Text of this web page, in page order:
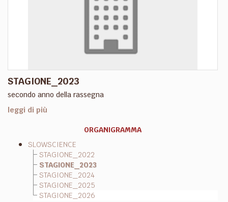
STAGIONE_2023
secondo anno della rassegna
leggi di più
ORGANIGRAMMA
SLOWSCIENCE
STAGIONE_2022
STAGIONE_2023
STAGIONE_2024
STAGIONE_2025
STAGIONE_2026